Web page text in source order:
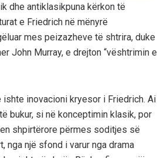
dhe antiklasikpuna kërkon të
e Friedrich në mënyrë
mes peizazheve të shtrira, duke
John Murray, e drejton “vështrimin e
inovacioni kryesor i Friedrich. Ai
bukur, si në konceptimin klasik, por
shpirtërore përmes soditjes së
nga një sfond i varur nga drama